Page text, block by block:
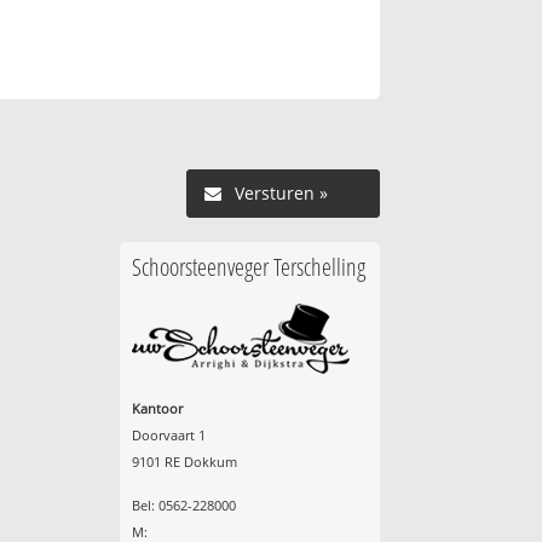
Versturen »
Schoorsteenveger Terschelling
Kantoor
Doorvaart 1
9101 RE Dokkum
Bel: 0562-228000
M: